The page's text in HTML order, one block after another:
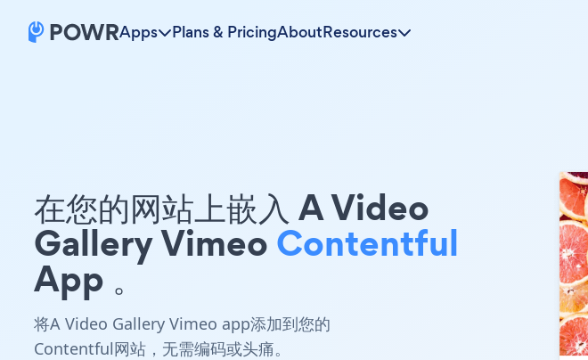
Apps Plans & PricingAboutResources
在您的网站上嵌入 A Video
Gallery VimeoContentful
App 。
将A Video Gallery Vimeo app添加到您的
Contentful网站，无需编码或头痛。